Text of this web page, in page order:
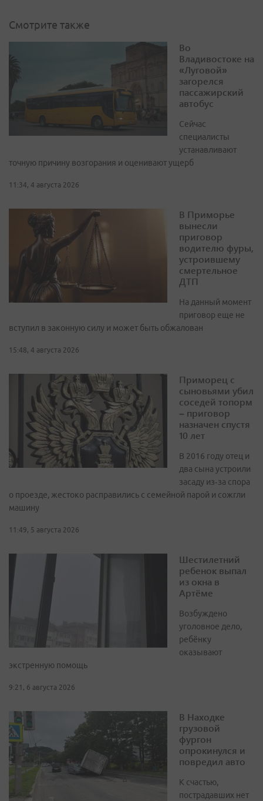
Смотрите также
Во
Владивостоке на
«Луговой»
загорелся
пассажирский
автобус
Сейчас
специалисты
устанавливают
точную причину возгорания и оценивают ущерб
11:34, 4 августа 2026
В Приморье
вынесли
приговор
водителю фуры,
устроившему
смертельное
ДТП
На данный момент
приговор еще не
вступил в законную силу и может быть обжалован
15:48, 4 августа 2026
Приморец с
сыновьями убил
соседей топорм
– приговор
назначен спустя
10 лет
В 2016 году отец и
два сына устроили
засаду из‑за спора
о проезде, жестоко расправились с семейной парой и сожгли
машину
11:49, 5 августа 2026
Шестилетний
ребенок выпал
из окна в
Артёме
Возбуждено
уголовное дело,
ребёнку
оказывают
экстренную помощь
9:21, 6 августа 2026
В Находке
грузовой
фургон
опрокинулся и
повредил авто
К счастью,
пострадавших нет